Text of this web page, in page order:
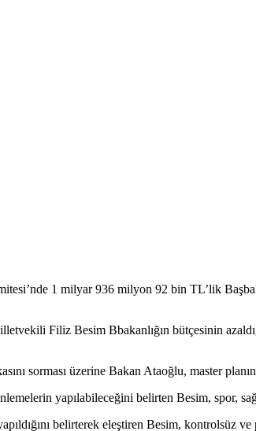
1 milyar 936 milyon 92 bin TL’lik
Filiz Besim Bbakanlığın bütçesinin
sorması üzerine Bakan Ataoğlu, master planın
yapılabileceğini belirten Besim, spor,
belirterek eleştiren Besim, kontrolsüz ve